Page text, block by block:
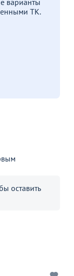
ТК.
оставить